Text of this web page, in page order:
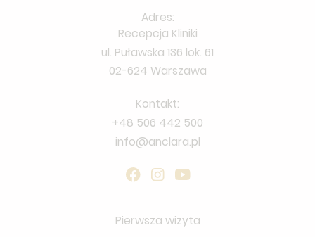
Adres:
Recepcja Kliniki
ul. Puławska 136 lok. 61
02-624 Warszawa
Kontakt:
+48 506 442 500
info@anclara.pl
Pierwsza wizyta